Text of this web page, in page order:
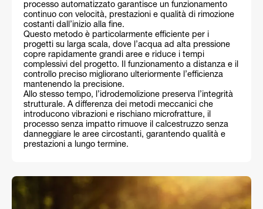
processo automatizzato garantisce un funzionamento
continuo con velocità, prestazioni e qualità di rimozione
costanti dall’inizio alla fine.
Questo metodo è particolarmente efficiente per i
progetti su larga scala, dove l’acqua ad alta pressione
copre rapidamente grandi aree e riduce i tempi
complessivi del progetto. Il funzionamento a distanza e il
controllo preciso migliorano ulteriormente l’efficienza
mantenendo la precisione.
Allo stesso tempo, l’idrodemolizione preserva l’integrità
strutturale. A differenza dei metodi meccanici che
introducono vibrazioni e rischiano microfratture, il
processo senza impatto rimuove il calcestruzzo senza
danneggiare le aree circostanti, garantendo qualità e
prestazioni a lungo termine.